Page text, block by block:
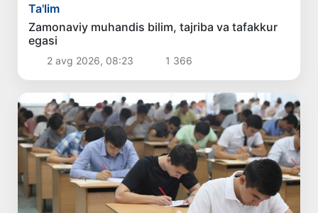
Ta'lim
Zamonaviy muhandis bilim, tajriba va tafakkur
egasi
2 avg 2026, 08:23 1 366